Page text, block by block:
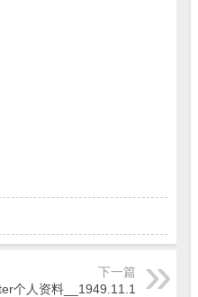
下一篇
个人资料__1949.11.1